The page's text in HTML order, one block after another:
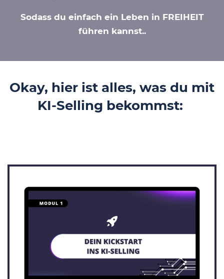
Sodass du einfach ein Leben in FREIHEIT
führen kannst..
Okay, hier ist alles, was du mit
KI-Selling bekommst: